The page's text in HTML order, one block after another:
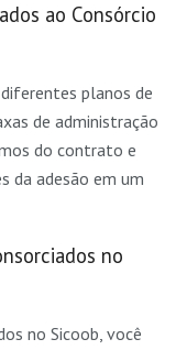
ao Consórcio
planos de
de administração
do contrato e
da adesão em um
no
no Sicoob, você